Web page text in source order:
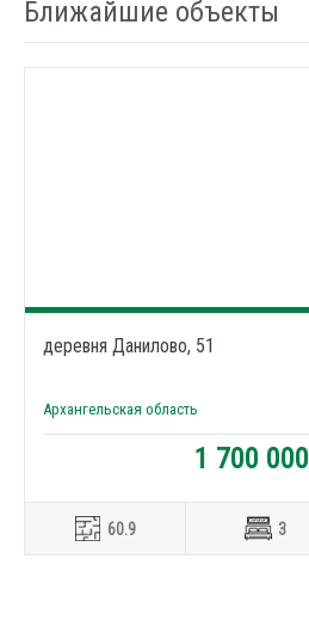
Ближайшие объекты
деревня Данилово, 51
Архангельская область
1 700 000
60.9 3